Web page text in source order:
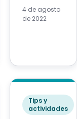
4 de agosto
de 2022
Tips y
actividades